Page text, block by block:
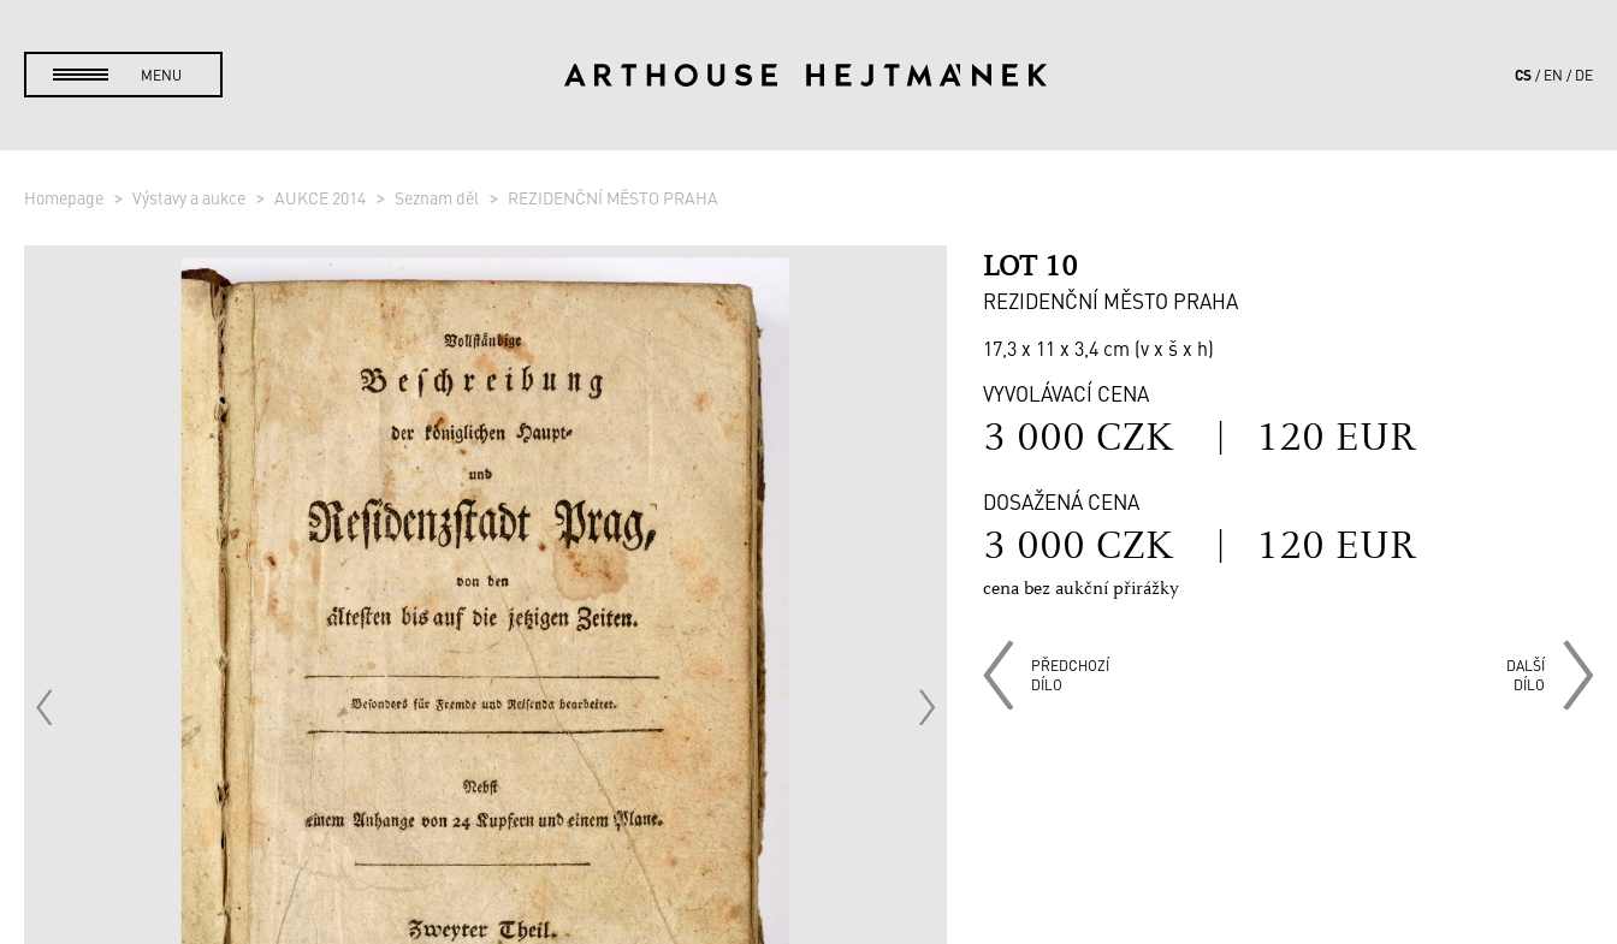
MENU CS EN DE
Homepage Výstavy a aukce AUKCE 2014 Seznam děl REZIDENČNÍ MĚSTO PRAHA
LOT 10
REZIDENČNÍ MĚSTO PRAHA
17,3 x 11 x 3,4 cm (v x š x h)
VYVOLÁVACÍ CENA
3 000 CZK | 120 EUR
DOSAŽENÁ CENA
3 000 CZK | 120 EUR
cena bez aukční přirážky
PŘEDCHOZÍ
DÍLO
DALŠÍ
DÍLO